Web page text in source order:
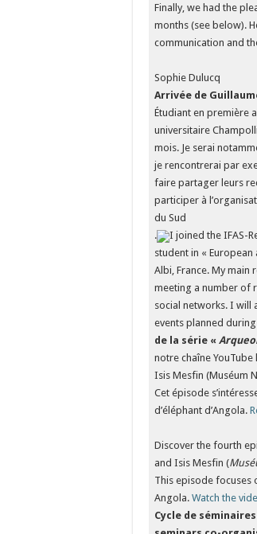
Finally, we had the
months (see below).
communication and
Sophie Dulucq
Arrivée de
Étudiant en première
universitaire
mois. Je serai
je rencontrerai par
faire partager leurs
participer à
du Sud
.
I joined the IFAS-
student in «
Albi, France. My main
meeting a number of
social networks. I will
events planned during
de la série «
notre chaîne
Isis Mesfin (Muséum
Cet épisode
d’éléphant d’Angola.
Discover the fourth
and Isis Mesfin (
This episode focuses
Angola.Watch the
Cycle de séminaires